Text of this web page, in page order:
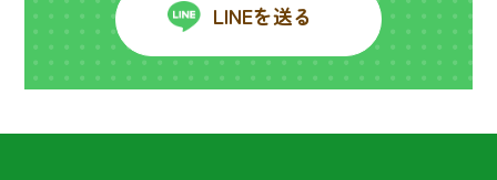
LINEを送る